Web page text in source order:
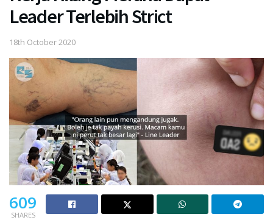
Leader Terlebih Strict
18th October 2020
609
SHARES